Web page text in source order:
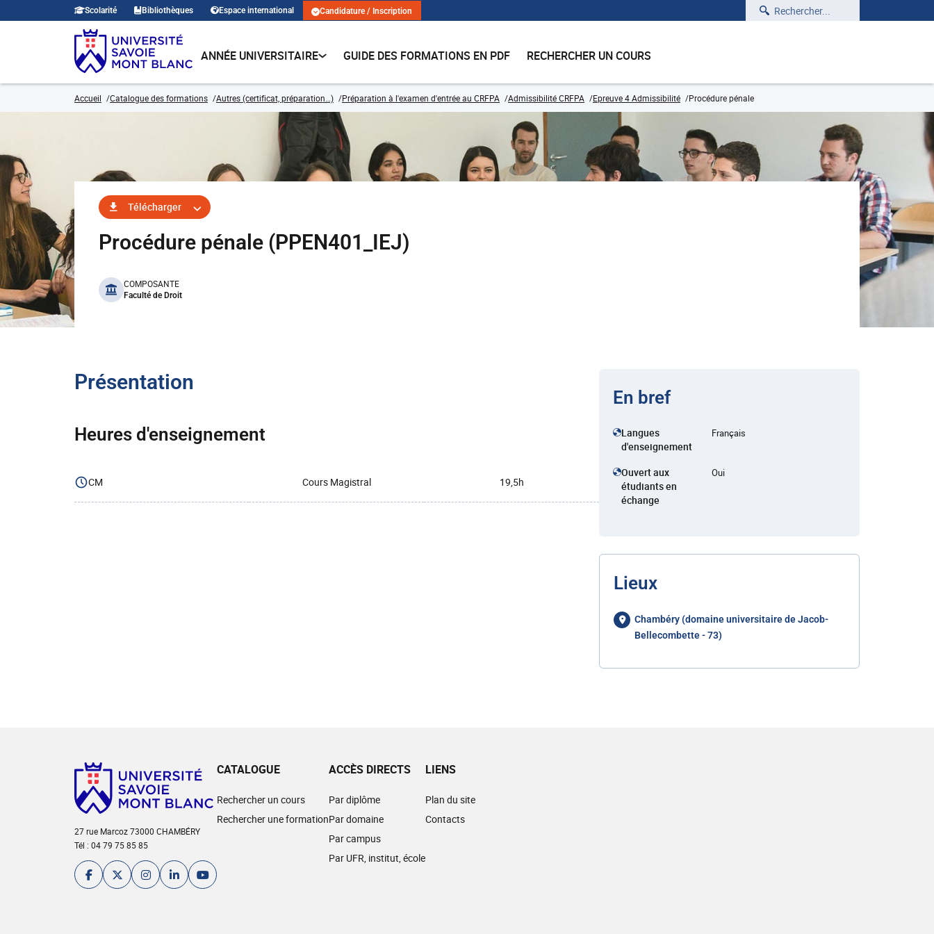
Scolarité Bibliothèques Espace international Candidature / Inscription Rechercher
ANNÉE UNIVERSITAIRE GUIDE DES FORMATIONS EN PDF RECHERCHER UN COURS
Accueil Catalogue des formations Autres (certificat, préparation…) Préparation à l'examen d'entrée au CRFPA Admissibilité CRFPA Epreuve 4 Admissibilité Procédure pénale
Télécharger
Procédure pénale (PPEN401_IEJ)
benefits
COMPOSANTE
Faculté de Droit
Présentation
Heures d'enseignement
CM Cours Magistral 19,5h
En bref
Langues
d'enseignement
Français
Ouvert aux
étudiants en
échange
Oui
Lieux
Chambéry (domaine universitaire de Jacob-
Bellecombette - 73)
27 rue Marcoz 73000 CHAMBÉRY
Tél : 04 79 75 85 85
CATALOGUE
Rechercher un cours
Rechercher une formation
ACCÈS DIRECTS
Par diplôme
Par domaine
Par campus
Par UFR, institut, école
LIENS
Plan du site
Contacts